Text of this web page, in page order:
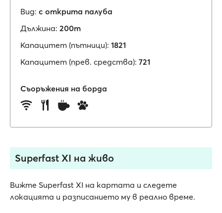
Вид: с открита палуба
Дължина: 200m
Капацитет (пътници): 1821
Капацитет (прев. средства): 721
Съоръжения на борда
Superfast XI на живо
Вижте Superfast XI на картата и следете
локацията и разписанието му в реално време.